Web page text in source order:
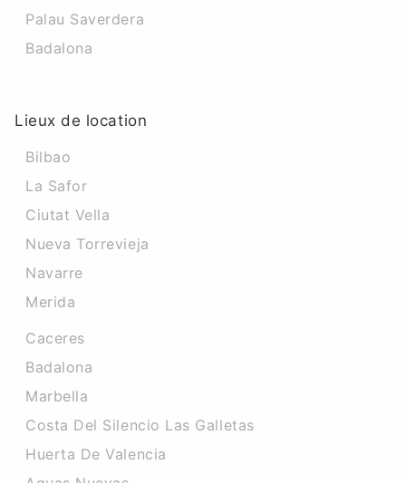
Palau Saverdera
Badalona
Lieux de location
Bilbao
La Safor
Ciutat Vella
Nueva Torrevieja
Navarre
Merida
Caceres‎
Badalona
Marbella
Costa Del Silencio Las Galletas
Huerta De Valencia